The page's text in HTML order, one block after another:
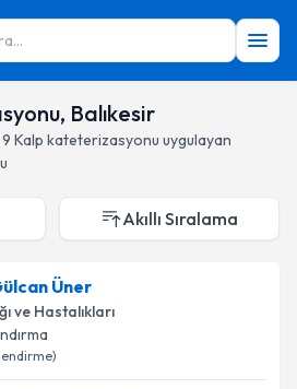
Balıkesir
9 Kalp kateterizasyonu uygulayan
Akıllı Sıralama
Üner
ve Hastalıkları